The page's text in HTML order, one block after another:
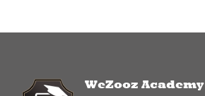
WeZooz Academy